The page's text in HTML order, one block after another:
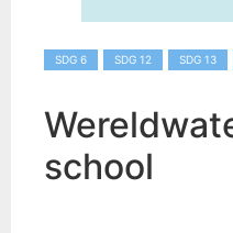
SDG 6 SDG 12 SDG 13
school